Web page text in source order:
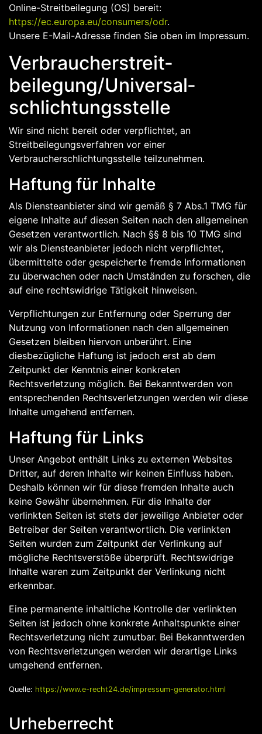
Online-Streitbeilegung (OS) bereit:
https://ec.europa.eu/consumers/odr.
Unsere E-Mail-Adresse finden Sie oben im Impressum.
Verbraucher­streit­
beilegung/Universal­
schlichtungs­stelle
Wir sind nicht bereit oder verpflichtet, an
Streitbeilegungsverfahren vor einer
Verbraucherschlichtungsstelle teilzunehmen.
Haftung für Inhalte
Als Diensteanbieter sind wir gemäß § 7 Abs.1 TMG für
eigene Inhalte auf diesen Seiten nach den allgemeinen
Gesetzen verantwortlich. Nach §§ 8 bis 10 TMG sind
wir als Diensteanbieter jedoch nicht verpflichtet,
übermittelte oder gespeicherte fremde Informationen
zu überwachen oder nach Umständen zu forschen, die
auf eine rechtswidrige Tätigkeit hinweisen.
Verpflichtungen zur Entfernung oder Sperrung der
Nutzung von Informationen nach den allgemeinen
Gesetzen bleiben hiervon unberührt. Eine
diesbezügliche Haftung ist jedoch erst ab dem
Zeitpunkt der Kenntnis einer konkreten
Rechtsverletzung möglich. Bei Bekanntwerden von
entsprechenden Rechtsverletzungen werden wir diese
Inhalte umgehend entfernen.
Haftung für Links
Unser Angebot enthält Links zu externen Websites
Dritter, auf deren Inhalte wir keinen Einfluss haben.
Deshalb können wir für diese fremden Inhalte auch
keine Gewähr übernehmen. Für die Inhalte der
verlinkten Seiten ist stets der jeweilige Anbieter oder
Betreiber der Seiten verantwortlich. Die verlinkten
Seiten wurden zum Zeitpunkt der Verlinkung auf
mögliche Rechtsverstöße überprüft. Rechtswidrige
Inhalte waren zum Zeitpunkt der Verlinkung nicht
erkennbar.
Eine permanente inhaltliche Kontrolle der verlinkten
Seiten ist jedoch ohne konkrete Anhaltspunkte einer
Rechtsverletzung nicht zumutbar. Bei Bekanntwerden
von Rechtsverletzungen werden wir derartige Links
umgehend entfernen.
Quelle: https://www.e-recht24.de/impressum-generator.html
Urheberrecht